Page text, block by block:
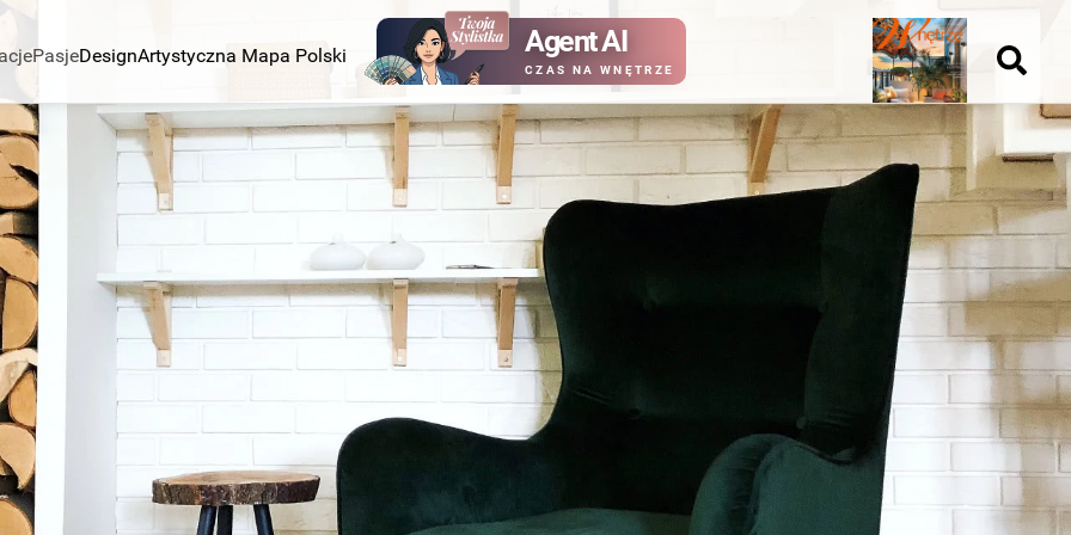
PasjeDesignArtystyczna Mapa Polski Agent AI
CZAS NA WNĘTRZE
Nowy
numer
Wydanie papierowe
kup ten
numer
Wydanie cyfrowe